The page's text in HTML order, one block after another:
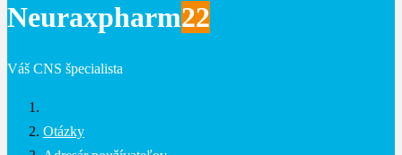
Neuraxpharm22
Váš CNS špecialista
Otázky